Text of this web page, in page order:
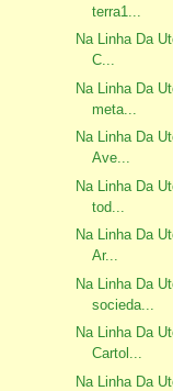
terra1...
Na Linha Da
C...
Na Linha Da
meta...
Na Linha Da
Ave...
Na Linha Da
tod...
Na Linha Da
Ar...
Na Linha Da
socieda...
Na Linha Da
Cartol...
Na Linha Da